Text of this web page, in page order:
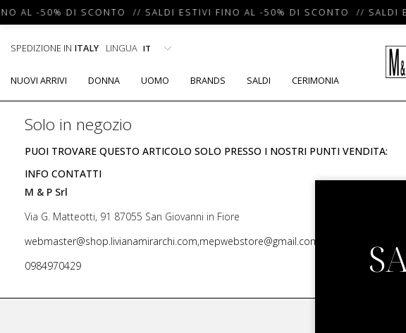
AL -50% DI SCONTO // SALDI ESTIVI FINO AL -50% DI SCONTO //
SPEDIZIONE IN ITALY LINGUA
NUOVI ARRIVI DONNA UOMO BRANDS SALDI CERIMONIA
Solo in negozio
PUOI TROVARE QUESTO ARTICOLO SOLO PRESSO I NOSTRI PUNTI VENDITA:
INFO CONTATTI
M & P Srl
Via G. Matteotti, 91 87055 San Giovanni in Fiore
webmaster@shop.livianamirarchi.com,mepwebstore@gmail.com
0984970429